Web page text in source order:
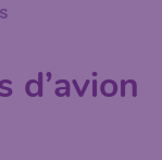
d’avion